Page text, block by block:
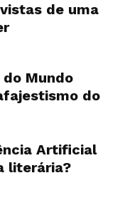
vistas de uma
do Mundo
do
Artificial
literária?